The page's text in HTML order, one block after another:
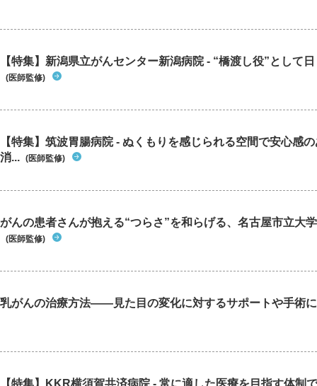
【特集】新潟県立がんセンター新潟病院 - “橋渡し役”として
(医師監修)
【特集】筑波胃腸病院 - ぬくもりを感じられる空間で安心感
消... (医師監修)
がんの患者さんが抱える“つらさ”を和らげる、名古屋市立大
(医師監修)
乳がんの治療方法――見た目の変化に対するサポートや手術
【特集】KKR横須賀共済病院 - 常に適した医療を目指す体制